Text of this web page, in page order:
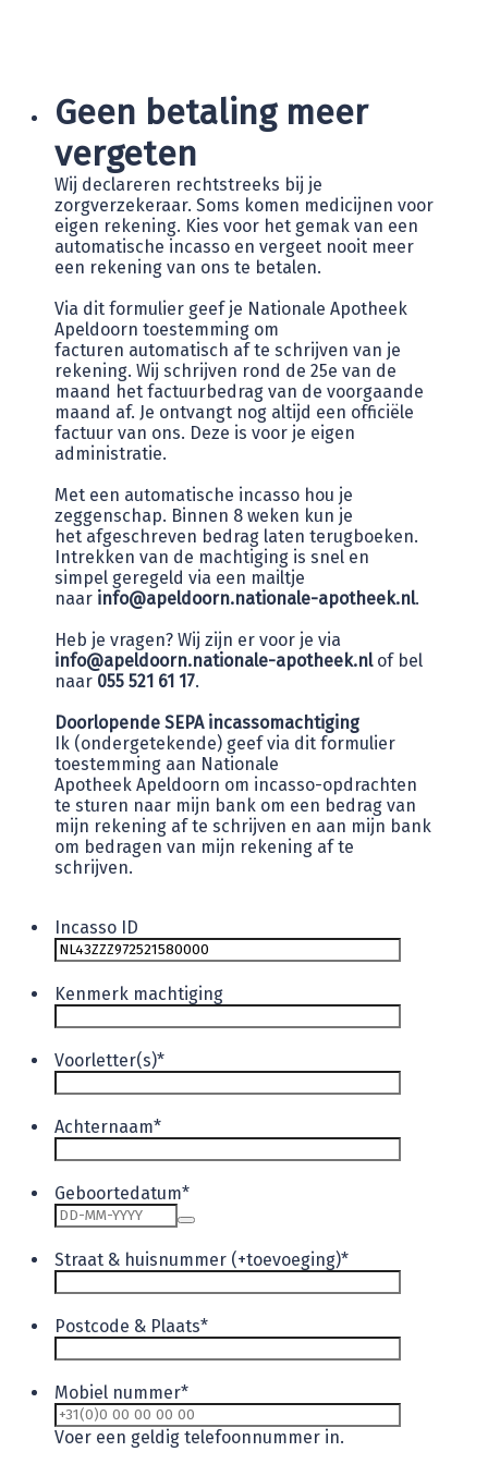
Geen betaling meer
vergeten
Wij declareren rechtstreeks bij je
zorgverzekeraar. Soms komen medicijnen voor
eigen rekening. Kies voor het gemak van een
automatische incasso en vergeet nooit meer
een rekening van ons te betalen.
Via dit formulier geef je Nationale Apotheek
Apeldoorn toestemming om
facturen automatisch af te schrijven van je
rekening. Wij schrijven rond de 25e van de
maand het factuurbedrag van de voorgaande
maand af. Je ontvangt nog altijd een officiële
factuur van ons. Deze is voor je eigen
administratie.
Met een automatische incasso hou je
zeggenschap. Binnen 8 weken kun je
het afgeschreven bedrag laten terugboeken.
Intrekken van de machtiging is snel en
simpel geregeld via een mailtje
naar info@apeldoorn.nationale-apotheek.nl.
Heb je vragen? Wij zijn er voor je via
info@apeldoorn.nationale-apotheek.nlof bel
naar 055 521 61 17.
Doorlopende SEPA incassomachtiging
Ik (ondergetekende) geef via dit formulier
toestemming aan Nationale
Apotheek Apeldoorn om incasso-opdrachten
te sturen naar mijn bank om een bedrag van
mijn rekening af te schrijven en aan mijn bank
om bedragen van mijn rekening af te
schrijven.
Incasso ID
Kenmerk machtiging
Voorletter(s)*
Achternaam*
Geboortedatum*
Straat & huisnummer (+toevoeging)*
Postcode & Plaats*
Mobiel nummer*
Voer een geldig telefoonnummer in.